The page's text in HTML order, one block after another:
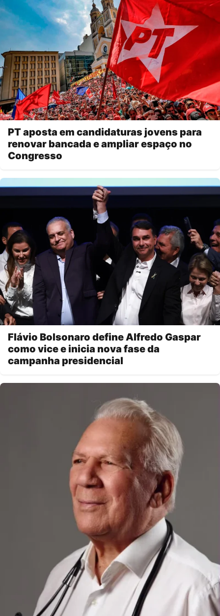
PT aposta em candidaturas jovens para
renovar bancada e ampliar espaço no
Congresso
Flávio Bolsonaro define Alfredo Gaspar
como vice e inicia nova fase da
campanha presidencial